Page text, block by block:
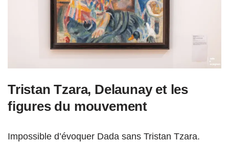
Tristan Tzara, Delaunay et les
figures du mouvement
Impossible d’évoquer Dada sans Tristan Tzara.